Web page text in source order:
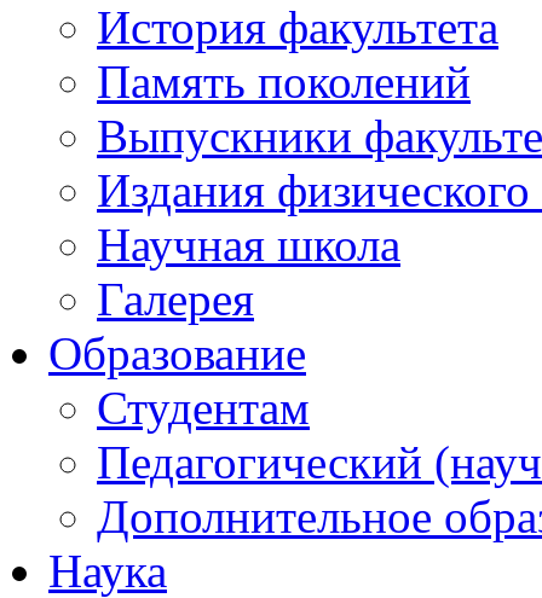
История факультета
Память поколений
Выпускники
Издания физического
Научная школа
Галерея
Образование
Студентам
Педагогический
Дополнительное
Наука